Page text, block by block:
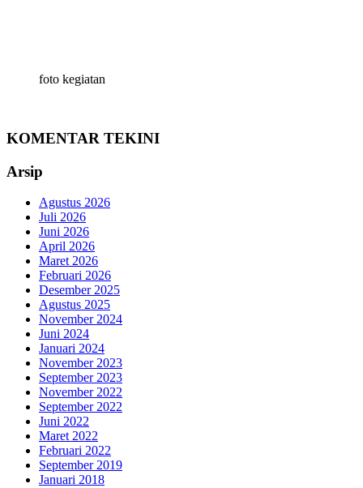
foto kegiatan
KOMENTAR TEKINI
Arsip
Agustus 2026
Juli 2026
Juni 2026
April 2026
Maret 2026
Februari 2026
Desember 2025
Agustus 2025
November 2024
Juni 2024
Januari 2024
November 2023
September 2023
November 2022
September 2022
Juni 2022
Maret 2022
Februari 2022
September 2019
Januari 2018